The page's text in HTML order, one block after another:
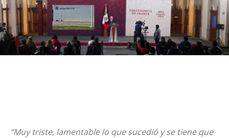
“Muy triste, lamentable lo que sucedió y se tiene que